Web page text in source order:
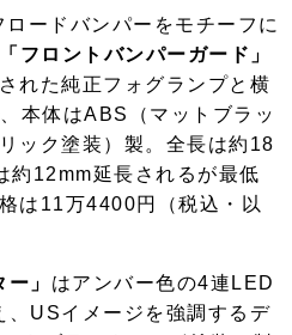
ードバンパーをモチーフに
「フロントバンパーガード」
れた純正フォグランプと横
本体はABS（マットブラッ
ック塗装）製。全長は約18
約12mm延長されるが最低
は11万4400円（税込・以
」 はアンバー色の4連LED
、USイメージを強調するデ